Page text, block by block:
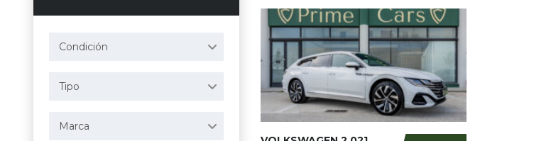
Condición
Tipo
Marca